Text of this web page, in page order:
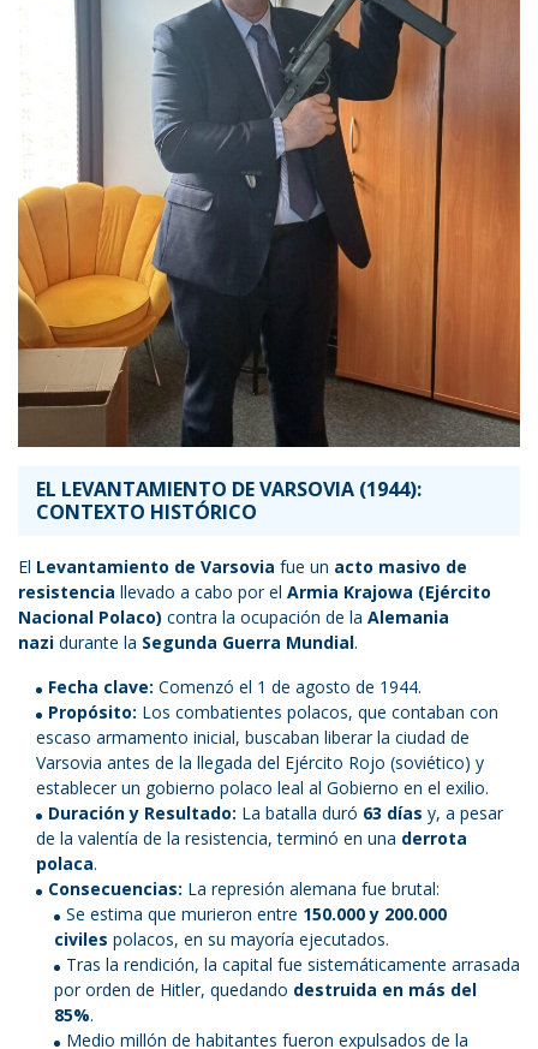
EL LEVANTAMIENTO DE VARSOVIA (1944):
CONTEXTO HISTÓRICO
El Levantamiento de Varsovia fue un acto masivo de
resistencia llevado a cabo por el Armia Krajowa (Ejército
Nacional Polaco) contra la ocupación de la Alemania
nazi durante la Segunda Guerra Mundial.
Fecha clave: Comenzó el 1 de agosto de 1944.
Propósito: Los combatientes polacos, que contaban con
escaso armamento inicial, buscaban liberar la ciudad de
Varsovia antes de la llegada del Ejército Rojo (soviético) y
establecer un gobierno polaco leal al Gobierno en el exilio.
Duración y Resultado: La batalla duró 63 días y, a pesar
de la valentía de la resistencia, terminó en una derrota
polaca.
Consecuencias: La represión alemana fue brutal:
Se estima que murieron entre 150.000 y 200.000
civiles polacos, en su mayoría ejecutados.
Tras la rendición, la capital fue sistemáticamente arrasada
por orden de Hitler, quedando destruida en más del
85%.
Medio millón de habitantes fueron expulsados de la